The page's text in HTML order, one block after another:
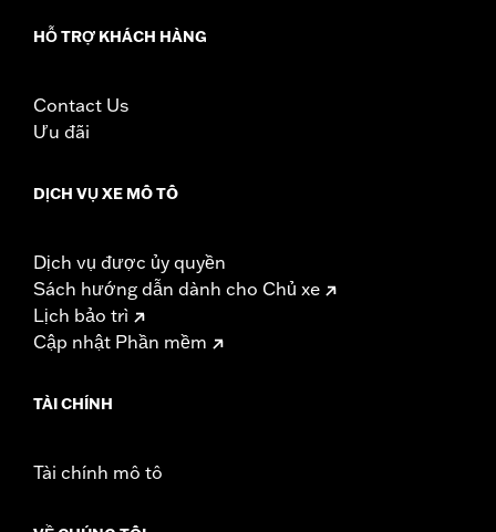
d.com/warrantyfor full details
HỖ TRỢ KHÁCH HÀNG
Contact Us
Ưu đãi
DỊCH VỤ XE MÔ TÔ
Dịch vụ được ủy quyền
Sách hướng dẫn dành cho Chủ xe
Lịch bảo trì
Cập nhật Phần mềm
TÀI CHÍNH
Tài chính mô tô